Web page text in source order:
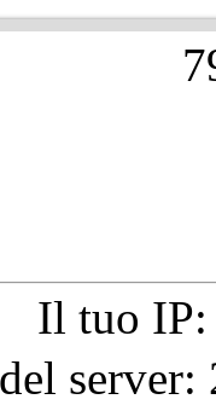
7
Il tuo IP: